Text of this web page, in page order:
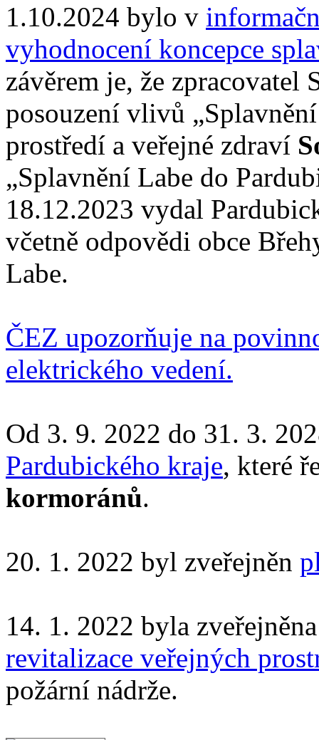
1.10.2024 bylo v
vyhodnocení koncepce
závěrem je, že zpracovatel
posouzení vlivů
prostředí a veřejné zdraví
„Splavnění Labe do
18.12.2023 vydal
včetně odpovědi obce
Labe.
ČEZ upozorňuje na
elektrického vedení.
Od 3. 9. 2022 do 31. 3.
Pardubického kraje, které
kormoránů.
20. 1. 2022 byl zveřejněn
14. 1. 2022 byla
revitalizace veřejných
požární nádrže.